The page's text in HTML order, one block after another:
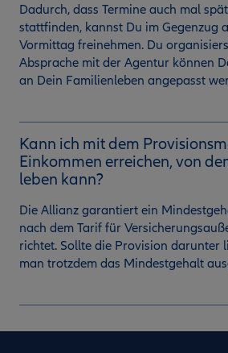
Dadurch, dass Termine auch mal
stattfinden, kannst Du im Gegenzug
Vormittag freinehmen. Du
Absprache mit der Agentur können
an Dein Familienleben angepasst
Kann ich mit dem
Einkommen erreichen, von
leben kann?
Die Allianz garantiert ein
nach dem Tarif für
richtet. Sollte die Provision darunter
man trotzdem das Mindestgehalt